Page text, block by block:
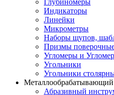
Глубиномеры
Индикаторы
Линейки
Микрометры
Наборы щупов,
Призмы
Угломеры и
Угольники
Угольники
Абразивный